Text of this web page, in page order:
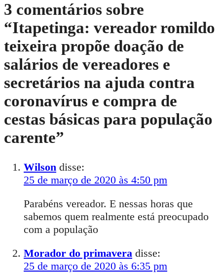
3 comentários sobre
“Itapetinga: vereador romildo
teixeira propõe doação de
salários de vereadores e
secretários na ajuda contra
coronavírus e compra de
cestas básicas para população
carente”
Wilson disse:
25 de março de 2020 às 4:50 pm
Parabéns vereador. E nessas horas que
sabemos quem realmente está preocupado
com a população
Morador do primavera disse:
25 de março de 2020 às 6:35 pm